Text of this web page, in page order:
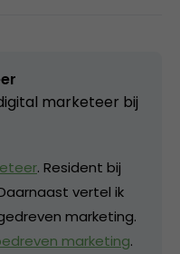
marketeer bij
. Resident bij
vertel ik
marketing.
marketing.